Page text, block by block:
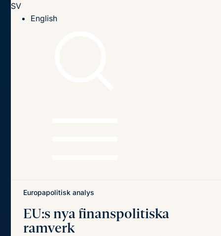
SV
English
Europapolitisk analys
EU:s nyafinanspolitiska
ramverk